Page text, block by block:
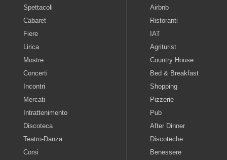
Spettacoli
Cabaret
Fiere
Lirica
Mostre
Concerti
Incontri
Mercati
Intrattenimento
Discoteca
Teatro-Danza
Corsi
Airbnb
Ristoranti
IAT
Agriturist
Country House
Bed & Breakfast
Shopping
Pizzerie
Pub
After Dinner
Discoteche
Benessere